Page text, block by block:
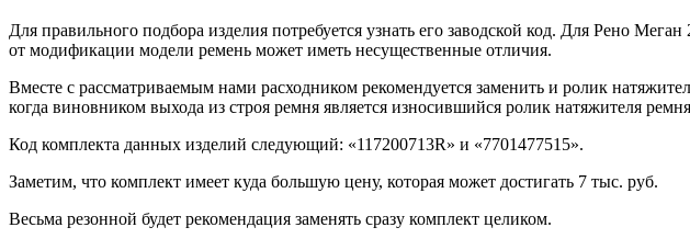
Для правильного подбора изделия потребуется узнать его заводской код. Для Рено
от модификации модели ремень может иметь несущественные отличия.
Вместе с рассматриваемым нами расходником рекомендуется заменить и ролик
когда виновником выхода из строя ремня является износившийся ролик натяжителя
Код комплекта данных изделий следующий: «117200713R» и «7701477515».
Заметим, что комплект имеет куда большую цену, которая может достигать 7 тыс. руб.
Весьма резонной будет рекомендация заменять сразу комплект целиком.